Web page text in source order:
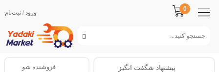
0
ورود / ثبت‌نام
پیشنهاد شگفت انگیز فروشنده شو